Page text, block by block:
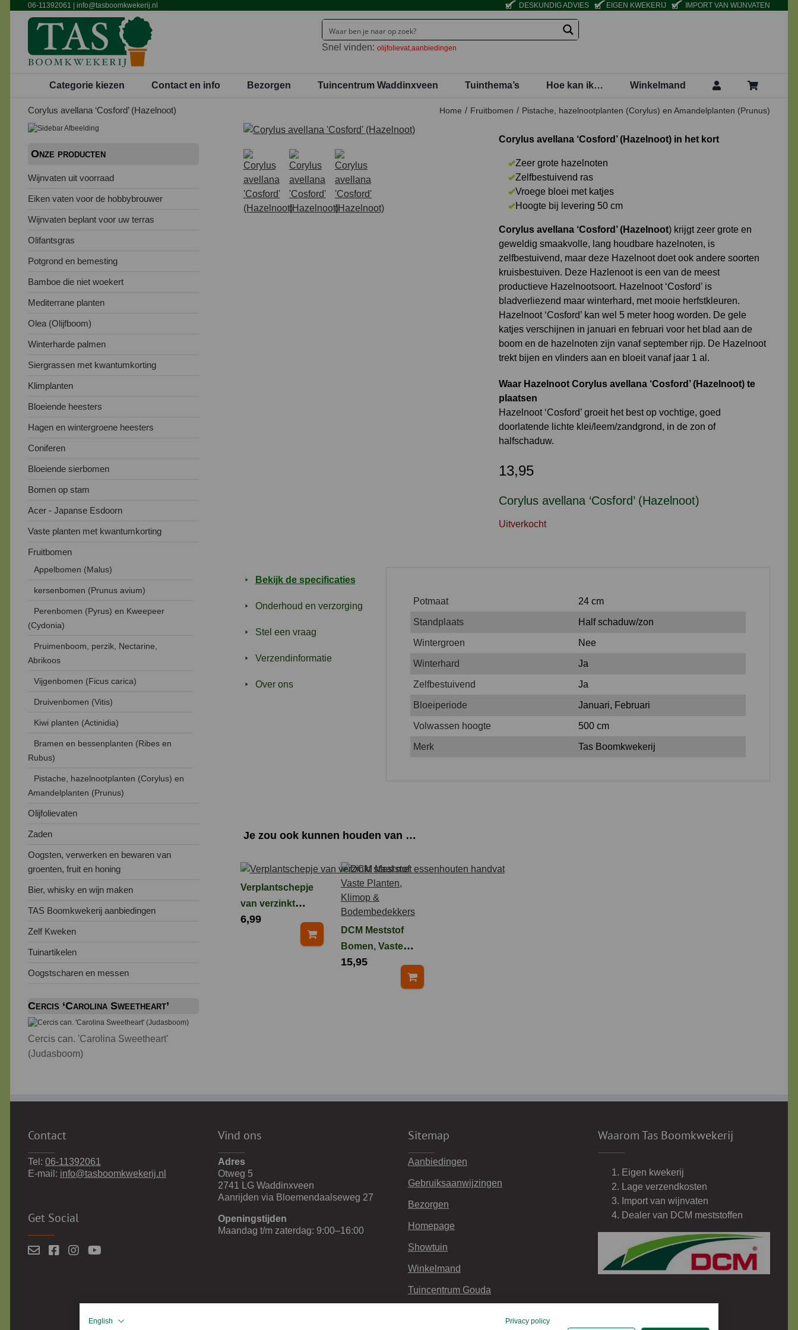
06-11392061 info@tasboomkwekerij.nl DESKUNDIG ADVIES EIGEN KWEKERIJ IMPORT VAN WIJNVATEN
Snel vinden: olijfolievat aanbiedingen
Categorie kiezen Contact en info Bezorgen Tuincentrum Waddinxveen Tuinthema’s Hoe kan ik… Winkelmand
Corylus avellana ‘Cosford’ (Hazelnoot) Home Fruitbomen Pistache, hazelnootplanten (Corylus) en Amandelplanten (Prunus)
Corylus avellana ‘Cosford’ (Hazelnoot)
Corylus avellana ‘Cosford’ (Hazelnoot) in het kort
Zeer grote hazelnoten
Zelfbestuivend ras
Vroege bloei met katjes
Hoogte bij levering 50 cm
Corylus avellana ‘Cosford’ (Hazelnoot) krijgt zeer grote en
geweldig smaakvolle, lang houdbare hazelnoten, is
zelfbestuivend, maar deze Hazelnoot doet ook andere soorten
kruisbestuiven. Deze Hazlenoot is een van de meest
productieve Hazelnootsoort. Hazelnoot ‘Cosford’ is
bladverliezend maar winterhard, met mooie herfstkleuren.
Hazelnoot ‘Cosford’ kan wel 5 meter hoog worden. De gele
katjes verschijnen in januari en februari voor het blad aan de
boom en de hazelnoten zijn vanaf september rijp. De Hazelnoot
trekt bijen en vlinders aan en bloeit vanaf jaar 1 al.
Waar Hazelnoot Corylus avellana ‘Cosford’ (Hazelnoot) te
plaatsen
Hazelnoot ‘Cosford’ groeit het best op vochtige, goed
doorlatende lichte klei/leem/zandgrond, in de zon of
halfschaduw.
13,95
Uitverkocht
Bekijk de specificaties
Onderhoud en verzorging
Stel een vraag
Verzendinformatie
Over ons
Potmaat 24 cm
Standplaats Half schaduw/zon
Wintergroen Nee
Winterhard Ja
Zelfbestuivend Ja
Bloeiperiode Januari, Februari
Volwassen hoogte 500 cm
Merk Tas Boomkwekerij
Je zou ook kunnen houden van …
Verplantschepje
van verzinkt
staal met
6,99
DCM Meststof
Bomen, Vaste
Planten, Klimop
15,95
Onze producten
Wijnvaten uit voorraad
Eiken vaten voor de hobbybrouwer
Wijnvaten beplant voor uw terras
Olifantsgras
Potgrond en bemesting
Bamboe die niet woekert
Mediterrane planten
Olea (Olijfboom)
Winterharde palmen
Siergrassen met kwantumkorting
Klimplanten
Bloeiende heesters
Hagen en wintergroene heesters
Coniferen
Bloeiende sierbomen
Bomen op stam
Acer - Japanse Esdoorn
Vaste planten met kwantumkorting
Fruitbomen
Appelbomen (Malus)
kersenbomen (Prunus avium)
Perenbomen (Pyrus) en Kweepeer
(Cydonia)
Pruimenboom, perzik, Nectarine,
Abrikoos
Vijgenbomen (Ficus carica)
Druivenbomen (Vitis)
Kiwi planten (Actinidia)
Bramen en bessenplanten (Ribes en
Rubus)
Pistache, hazelnootplanten (Corylus) en
Amandelplanten (Prunus)
Olijfolievaten
Zaden
Oogsten, verwerken en bewaren van
groenten, fruit en honing
Bier, whisky en wijn maken
TAS Boomkwekerij aanbiedingen
Zelf Kweken
Tuinartikelen
Oogstscharen en messen
Cercis ‘Carolina Sweetheart’
Cercis can. 'Carolina Sweetheart'
(Judasboom)
Contact
Tel: 06-11392061
E-mail: info@tasboomkwekerij.nl
Get Social
Vind ons
Adres
Otweg 5
2741 LG Waddinxveen
Aanrijden via Bloemendaalseweg 27
Openingstijden
Maandag t/m zaterdag: 9:00–16:00
Sitemap
Aanbiedingen
Gebruiksaanwijzingen
Bezorgen
Homepage
Showtuin
Winkelmand
Tuincentrum Gouda
Waarom Tas Boomkwekerij
Eigen kwekerij
Lage verzendkosten
Import van wijnvaten
Dealer van DCM meststoffen
English Privacy policy